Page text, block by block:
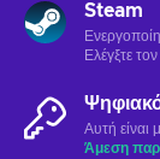
Steam
Ελέγξτε τον
Ψηφιακό
Αυτή είναι
Άμεση